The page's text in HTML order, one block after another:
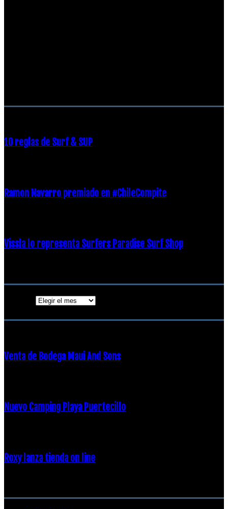
10 reglas de Surf & SUP
Ramon Navarro premiado en #ChileCompite
Vissla lo representa Surfers Paradise Surf Shop
Venta de Bodega Maui And Sons
Nuevo Camping Playa Puertecillo
Roxy lanza tienda on line